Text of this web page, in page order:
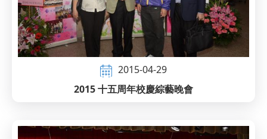
2015-04-29
2015 十五周年校慶綜藝晚會